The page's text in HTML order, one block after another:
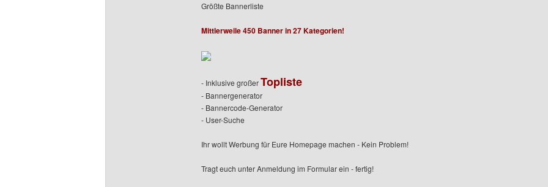
Größte Bannerliste
Mittlerweile 450 Banner in 27 Kategorien!
- Inklusive großerTopliste
- Bannergenerator
- Bannercode-Generator
- User-Suche
Ihr wollt Werbung für Eure Homepage machen - Kein Problem!
Tragt euch unter Anmeldung im Formular ein - fertig!